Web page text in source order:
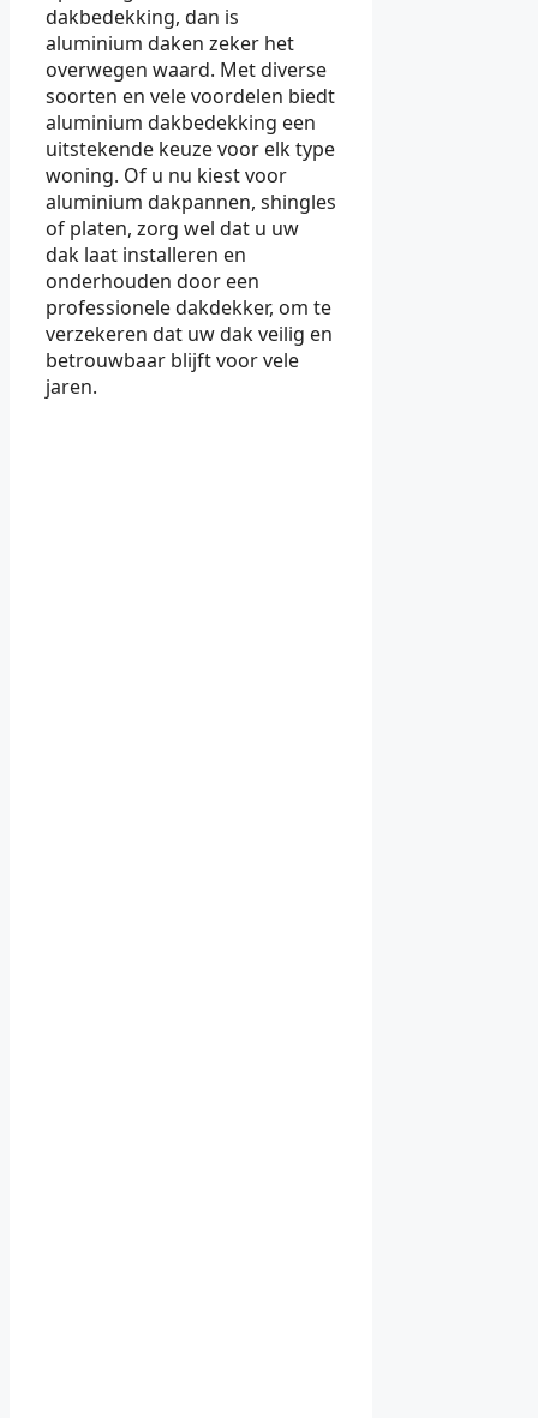
dakbedekking, dan is
aluminium daken zeker het
overwegen waard. Met diverse
soorten en vele voordelen biedt
aluminium dakbedekking een
uitstekende keuze voor elk type
woning. Of u nu kiest voor
aluminium dakpannen, shingles
of platen, zorg wel dat u uw
dak laat installeren en
onderhouden door een
professionele dakdekker, om te
verzekeren dat uw dak veilig en
betrouwbaar blijft voor vele
jaren.